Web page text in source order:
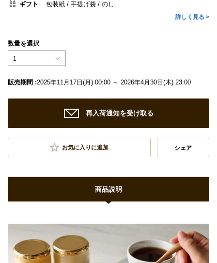
ギフト 包装紙 手提げ袋 のし
詳しく見る >
数量を選択
1
販売期間 :2025年11月17日(月) 00:00 ～ 2026年4月30日(木) 23:00
再入荷通知を受け取る
お気に入りに追加 シェア
商品説明